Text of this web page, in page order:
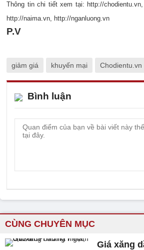
Thông tin chi tiết xem tại: http://chodientu.vn,
http://naima.vn, http://nganluong.vn
P.V
giảm giá khuyến mại Chodientu.vn
Bình luận
CÙNG CHUYÊN MỤC
Giá xăng